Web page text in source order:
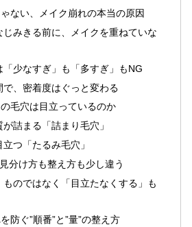
ない、メイク崩れの本当の原因
じみきる前に、メイクを重ねていな
「少なすぎ」も「多すぎ」もNG
、密着度はぐっと変わる
毛穴は目立っているのか
詰まる「詰まり毛穴」
つ「たるみ毛穴」
分け方も整え方も少し違う
のではなく「目立たなくする」も
防ぐ”順番”と”量”の整え方